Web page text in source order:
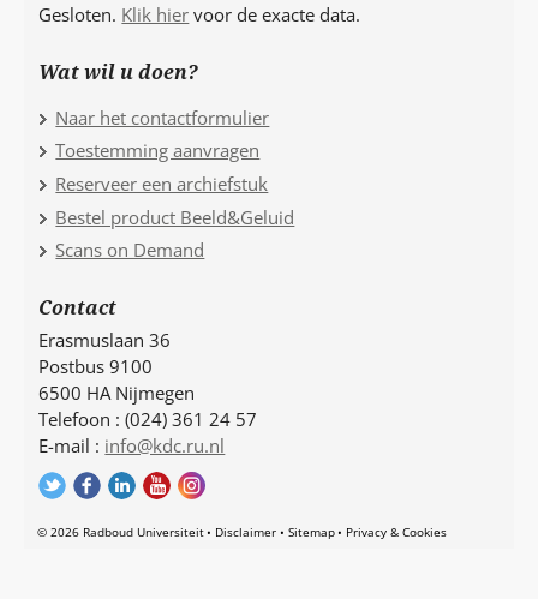
Gesloten. Klik hier voor de exacte data.
Wat wil u doen?
Naar het contactformulier
Toestemming aanvragen
Reserveer een archiefstuk
Bestel product Beeld&Geluid
Scans on Demand
Contact
Erasmuslaan 36
Postbus 9100
6500 HA Nijmegen
Telefoon : (024) 361 24 57
E-mail : info@kdc.ru.nl
© 2026 Radboud Universiteit Disclaimer Sitemap Privacy & Cookies